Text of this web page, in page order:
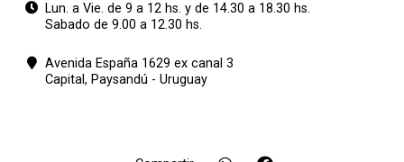
Lun. a Vie. de 9 a 12 hs. y de 14.30 a 18.30 hs.
Sabado de 9.00 a 12.30 hs.
Avenida España 1629 ex canal 3
Capital, Paysandú - Uruguay